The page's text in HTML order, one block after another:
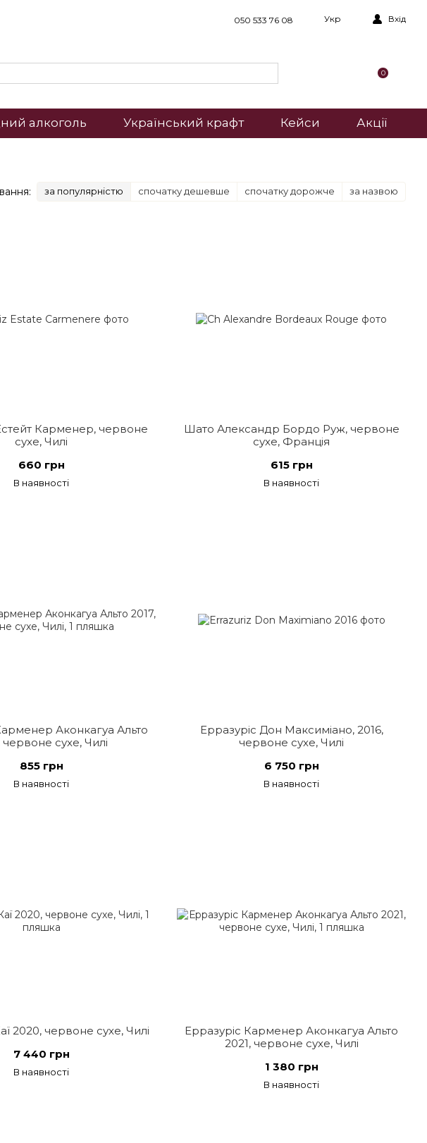
050 533 76 08 Укр Вхід
0
алкоголь Український крафт Кейси Акції
за популярністю спочатку дешевше спочатку дорожче за назвою
Карменер, червоне
сухе, Чилі
660 грн
В наявності
Шато Александр Бордо Руж, червоне
сухе, Франція
615 грн
В наявності
Аконкагуа Альто
червоне сухе, Чилі
855 грн
В наявності
Ерразуріс Дон Максиміано, 2016,
червоне сухе, Чилі
6 750 грн
В наявності
2020, червоне сухе, Чилі
7 440 грн
В наявності
Ерразуріс Карменер Аконкагуа Альто
2021, червоне сухе, Чилі
1 380 грн
В наявності